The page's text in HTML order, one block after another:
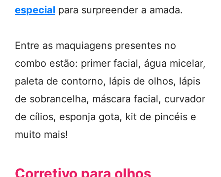
especial para surpreender a amada.
Entre as maquiagens presentes no
combo estão: primer facial, água micelar,
paleta de contorno, lápis de olhos, lápis
de sobrancelha, máscara facial, curvador
de cílios, esponja gota, kit de pincéis e
muito mais!
Corretivo para olhos